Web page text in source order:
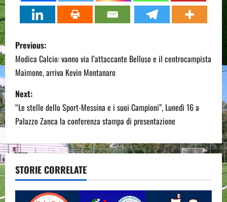
P
o
s
t
n
a
v
i
Previous:
Modica Calcio: vanno via l’attaccante Belluso e il centrocampista
Maimone, arriva Kevin Montanaro
Next:
“Le stelle dello Sport-Messina e i suoi Campioni”, Lunedì 16 a
Palazzo Zanca la conferenza stampa di presentazione
STORIE CORRELATE